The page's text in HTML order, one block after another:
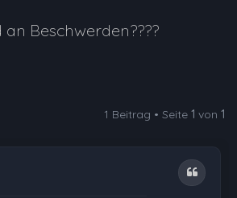
an Beschwerden????
1 Beitrag • Seite 1 von 1
Zitat